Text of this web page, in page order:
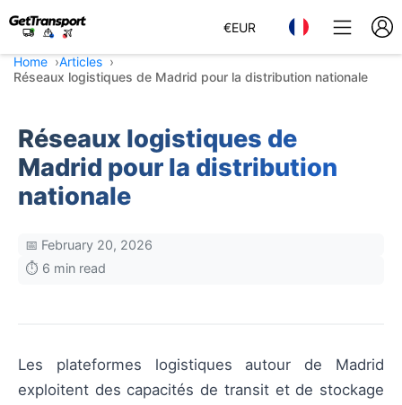
€EUR
Home
Articles
Réseaux logistiques de Madrid pour la distribution nationale
Réseaux logistiques de
Madrid pour la distribution
nationale
📅 February 20, 2026
⏱️ 6 min read
Les plateformes logistiques autour de Madrid
exploitent des capacités de transit et de stockage